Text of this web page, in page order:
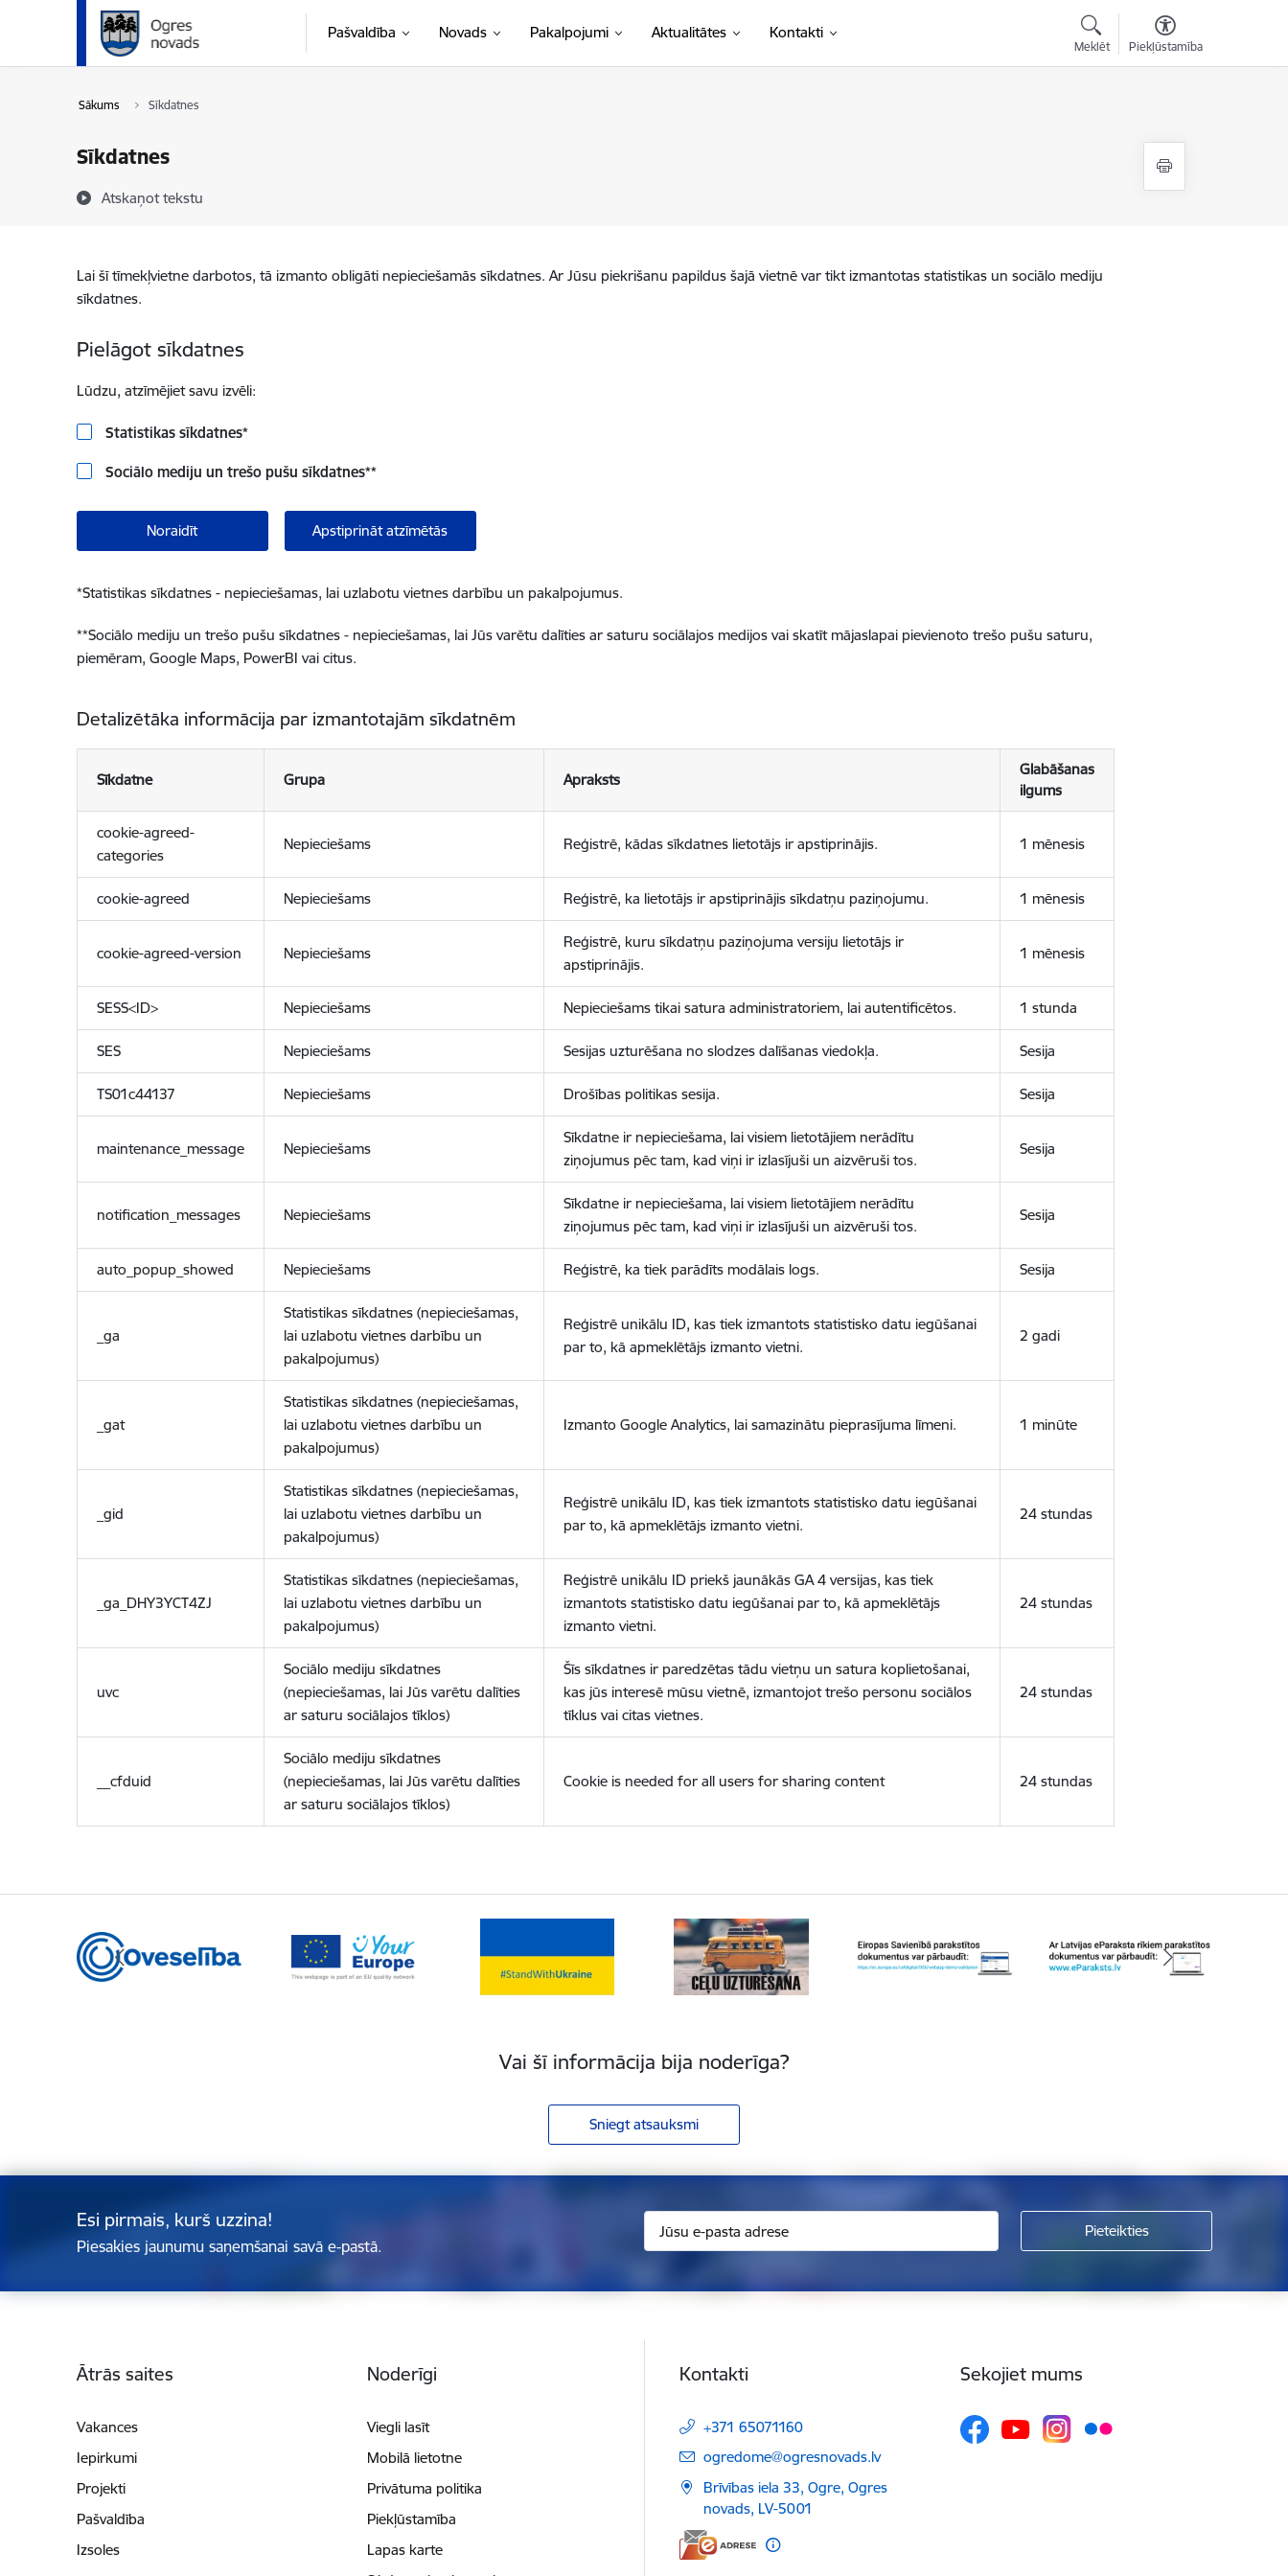
Pāriet uz lapas saturu
Pašvaldība Novads Pakalpojumi Aktualitātes Kontakti
Meklēt Piekļūstamība
Sākums Sīkdatnes
Sīkdatnes
Atskaņot tekstu
Lai šī tīmekļvietne darbotos, tā izmanto obligāti nepieciešamās sīkdatnes. Ar Jūsu piekrišanu papildus šajā vietnē var tikt izmantotas statistikas un sociālo mediju
sīkdatnes.
Pielāgot sīkdatnes
Lūdzu, atzīmējiet savu izvēli:
Statistikas sīkdatnes*
Sociālo mediju un trešo pušu sīkdatnes**
Noraidīt Apstiprināt atzīmētās
*Statistikas sīkdatnes - nepieciešamas, lai uzlabotu vietnes darbību un pakalpojumus.
**Sociālo mediju un trešo pušu sīkdatnes - nepieciešamas, lai Jūs varētu dalīties ar saturu sociālajos medijos vai skatīt mājaslapai pievienoto trešo pušu saturu,
piemēram, Google Maps, PowerBI vai citus.
Detalizētāka informācija par izmantotajām sīkdatnēm
Sīkdatne Grupa Apraksts
Glabāšanas
ilgums
cookie-agreed-
categories
Nepieciešams Reģistrē, kādas sīkdatnes lietotājs ir apstiprinājis. 1 mēnesis
cookie-agreed Nepieciešams Reģistrē, ka lietotājs ir apstiprinājis sīkdatņu paziņojumu. 1 mēnesis
cookie-agreed-version Nepieciešams
Reģistrē, kuru sīkdatņu paziņojuma versiju lietotājs ir
apstiprinājis.
1 mēnesis
SESS<ID> Nepieciešams Nepieciešams tikai satura administratoriem, lai autentificētos. 1 stunda
SES Nepieciešams Sesijas uzturēšana no slodzes dalīšanas viedokļa. Sesija
TS01c44137 Nepieciešams Drošības politikas sesija. Sesija
maintenance_message Nepieciešams
Sīkdatne ir nepieciešama, lai visiem lietotājiem nerādītu
ziņojumus pēc tam, kad viņi ir izlasījuši un aizvēruši tos.
Sesija
notification_messages Nepieciešams
Sīkdatne ir nepieciešama, lai visiem lietotājiem nerādītu
ziņojumus pēc tam, kad viņi ir izlasījuši un aizvēruši tos.
Sesija
auto_popup_showed Nepieciešams Reģistrē, ka tiek parādīts modālais logs. Sesija
_ga
Statistikas sīkdatnes (nepieciešamas,
lai uzlabotu vietnes darbību un
pakalpojumus)
Reģistrē unikālu ID, kas tiek izmantots statistisko datu iegūšanai
par to, kā apmeklētājs izmanto vietni.
2 gadi
_gat
Statistikas sīkdatnes (nepieciešamas,
lai uzlabotu vietnes darbību un
pakalpojumus)
Izmanto Google Analytics, lai samazinātu pieprasījuma līmeni. 1 minūte
_gid
Statistikas sīkdatnes (nepieciešamas,
lai uzlabotu vietnes darbību un
pakalpojumus)
Reģistrē unikālu ID, kas tiek izmantots statistisko datu iegūšanai
par to, kā apmeklētājs izmanto vietni.
24 stundas
_ga_DHY3YCT4ZJ
Statistikas sīkdatnes (nepieciešamas,
lai uzlabotu vietnes darbību un
pakalpojumus)
Reģistrē unikālu ID priekš jaunākās GA 4 versijas, kas tiek
izmantots statistisko datu iegūšanai par to, kā apmeklētājs
izmanto vietni.
24 stundas
uvc
Sociālo mediju sīkdatnes
(nepieciešamas, lai Jūs varētu dalīties
ar saturu sociālajos tīklos)
Šīs sīkdatnes ir paredzētas tādu vietņu un satura koplietošanai,
kas jūs interesē mūsu vietnē, izmantojot trešo personu sociālos
tīklus vai citas vietnes.
24 stundas
__cfduid
Sociālo mediju sīkdatnes
(nepieciešamas, lai Jūs varētu dalīties
ar saturu sociālajos tīklos)
Cookie is needed for all users for sharing content 24 stundas
Vai šī informācija bija noderīga?
Sniegt atsauksmi
Esi pirmais, kurš uzzina!
Piesakies jaunumu saņemšanai savā e-pastā.
Ātrās saites
Vakances
Iepirkumi
Projekti
Pašvaldība
Izsoles
Noderīgi
Viegli lasīt
Mobilā lietotne
Privātuma politika
Piekļūstamība
Lapas karte
Kontakti
+371 65071160
E-pasts:
ogredome@ogresnovads.lv
Brīvības iela 33, Ogre, Ogres
novads, LV-5001
Sekojiet mums